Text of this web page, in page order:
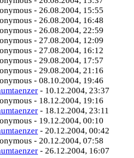
- 26.08.2004, 15:55
- 26.08.2004, 16:48
- 26.08.2004, 22:59
- 27.08.2004, 12:09
- 27.08.2004, 16:12
- 29.08.2004, 17:57
- 29.08.2004, 21:16
- 08.10.2004, 19:46
- 10.12.2004, 23:37
- 18.12.2004, 19:16
- 18.12.2004, 23:11
- 19.12.2004, 00:10
- 20.12.2004, 00:42
- 20.12.2004, 07:58
- 26.12.2004, 16:07